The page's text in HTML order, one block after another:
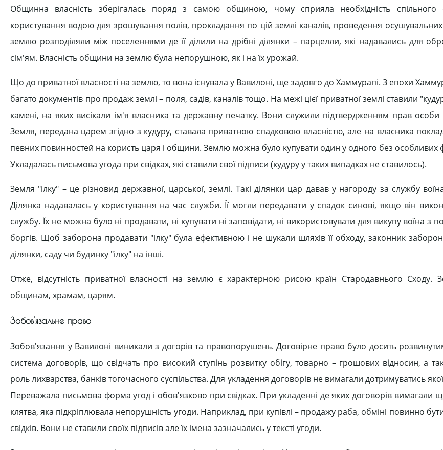
Общинна власність зберігалась поряд з самою общиною, чому сприяла необхідність спільного
користування водою для зрошування полів, прокладання по цій землі каналів, проведення
землю розподіляли між поселеннями де її ділили на дрібні ділянки – парцелли, які надавались для
сім'ям. Власність общини на землю була непорушною, як і на їх урожай.
Що до приватної власності на землю, то вона існувала у Вавилоні, ще задовго до Хаммурапі. З епохи
багато документів про продаж землі – поля, садів, каналів тощо. На межі цієї приватної землі ставили
камені, на яких висікали ім'я власника та державну печатку. Вони служили підтвердженням прав
Земля, передана царем згідно з кудуру, ставала приватною спадковою власністю, але на власника
певних повинностей на користь царя і общини. Землю можна було купувати один у одного без особливих
Укладалась письмова угода при свідках, які ставили свої підписи (кудуру у таких випадках не ставилось).
Земля "ілку" – це різновид державної, царської, землі. Такі ділянки цар давав у нагороду за службу
Ділянка надавалась у користування на час служби. Її могли передавати у спадок синові, якщо він
службу. Їх не можна було ні продавати, ні купувати ні заповідати, ні використовувати для викупу воїна з
боргів. Щоб заборона продавати "ілку" була ефективною і не шукали шляхів її обходу, законник
ділянки, саду чи будинку "ілку" на інші.
Отже, відсутність приватної власності на землю є характерною рисою країн Стародавнього Сходу.
общинам, храмам, царям.
Зобов'язальне право
Зобов'язання у Вавилоні виникали з догорів та правопорушень. Договірне право було досить
система договорів, що свідчать про високий ступінь розвитку обігу, товарно – грошових відносин, а
роль лихварства, банків тогочасного суспільства. Для укладення договорів не вимагали дотримуватись
Переважала письмова форма угод і обов'язково при свідках. При укладенні де яких договорів вимагали
клятва, яка підкріплювала непорушність угоди. Наприклад, при купівлі – продажу раба, обміні повинно
свідків. Вони не ставили своїх підписів але їх імена зазначались у тексті угоди.